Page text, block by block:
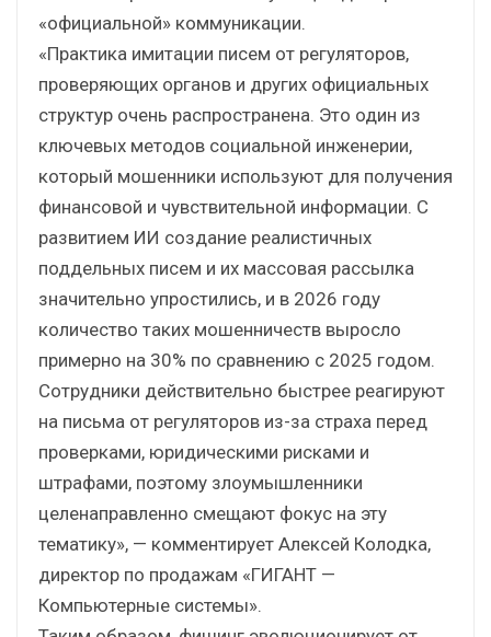
«официальной» коммуникации.
«Практика имитации писем от регуляторов,
проверяющих органов и других официальных
структур очень распространена. Это один из
ключевых методов социальной инженерии,
который мошенники используют для получения
финансовой и чувствительной информации. С
развитием ИИ создание реалистичных
поддельных писем и их массовая рассылка
значительно упростились, и в 2026 году
количество таких мошенничеств выросло
примерно на 30% по сравнению с 2025 годом.
Сотрудники действительно быстрее реагируют
на письма от регуляторов из-за страха перед
проверками, юридическими рисками и
штрафами, поэтому злоумышленники
целенаправленно смещают фокус на эту
тематику», — комментирует Алексей Колодка,
директор по продажам «ГИГАНТ —
Компьютерные системы».